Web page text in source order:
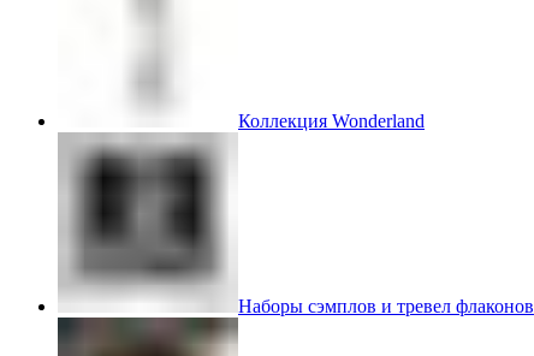
Коллекция Wonderland
Наборы сэмплов и тревел флаконов